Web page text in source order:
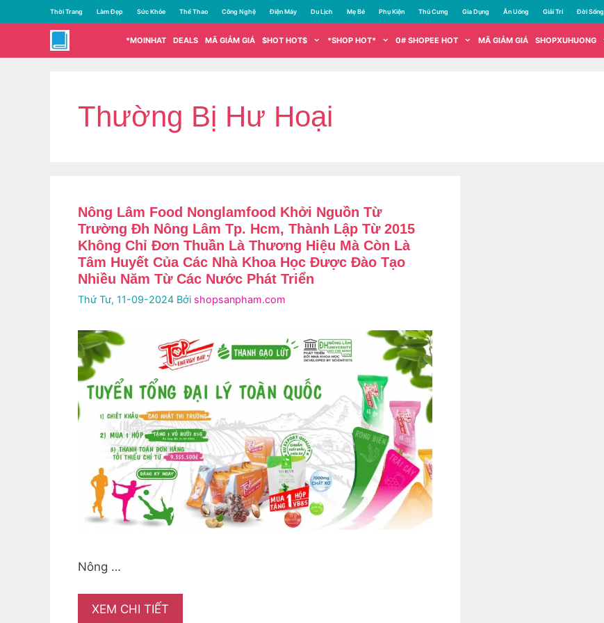
đến
dung
Thời Trang Làm Đẹp Sức Khỏe Thể Thao Công Nghệ Điện Máy Du Lịch Mẹ Bé Phụ Kiện Thú Cưng Gia Dụng Ăn Uống Giải Trí Đời Sống
*MOINHAT DEALS MÃ GIẢM GIÁ $HOT HOT$ *SHOP HOT* 0# SHOPEE HOT MÃ GIẢM GIÁ SHOPXUHUONG
Thường Bị Hư Hoại
Nông Lâm Food Nonglamfood Khởi Nguồn Từ
Trường Đh Nông Lâm Tp. Hcm, Thành Lập Từ 2015
Không Chỉ Đơn Thuần Là Thương Hiệu Mà Còn Là
Tâm Huyết Của Các Nhà Khoa Học Được Đào Tạo
Nhiều Năm Từ Các Nước Phát Triển
Thứ Tư, 11-09-2024 Bởi shopsanpham.com
Nông …
XEM CHI TIẾT